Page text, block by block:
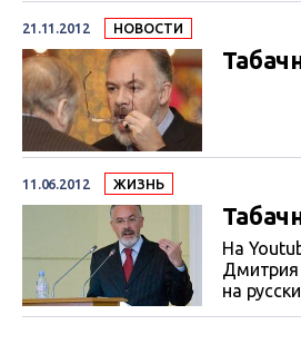
21.11.2012 НОВОСТИ
11.06.2012 ЖИЗНЬ
На
Дмитрия
на